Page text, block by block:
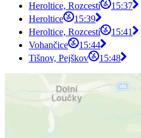
Heroltice, Rozcestí
15:37
Heroltice
15:39
Heroltice, Rozcestí
15:41
Vohančice
15:44
Tišnov, Pejškov
15:48